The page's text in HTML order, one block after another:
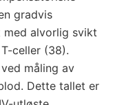
gradvis
med alvorlig svikt
celler (38).
måling av
Dette tallet er